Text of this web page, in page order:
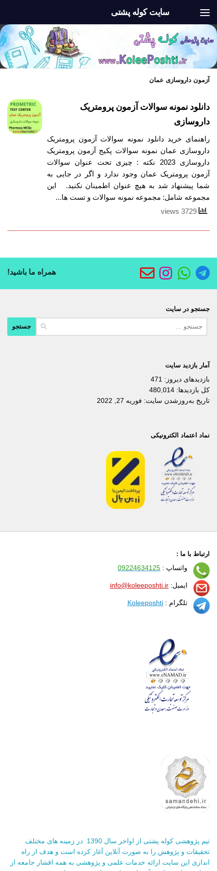
سایت کوله پشتی
آزمون داروسازی عمان
دانلود نمونه سوالات آزمون پرومتریک
داروسازی
راهنمای خرید دانلود نمونه سوالات آزمون پرومتریک
داروسازی عمان نمونه سوالات پکیج آزمون پرومتریک
داروسازی 2023 نکته : چیزی تحت عنوان سوالات
آزمون پرومتریک عمان وجود ندارد و اگر در جایی به
شما پیشنهاد شد به هیچ عنوان اطمینان نکنید. این
مجموعه شامل: مجموعه نمونه سوالات و تست ها...
همراه ما باشید!
جستجو در سایت
آمار بازدید سایت
بازدیدهای دیروز: 471
کل بازدیدها: 480,014
تاریخ به‌روزشدن سایت: فوریه 27, 2022
نماد اعتماد الکترونیکی
ارتباط با ما :
واتساپ : 09224634125
ایمیل: info@koleeposhti.ir
تلگرام : Koleeposhti
تیم پژوهشی کوله پشتی از اواخر سال 1390 در زمینه های مختلف
تحقیقات و پژوهش را به صورت آنلاین آغاز کرده است و هدف از راه
اندازی این سایت ارائه خدمات علمی و پژوهشی به همه اقشار جامعه از